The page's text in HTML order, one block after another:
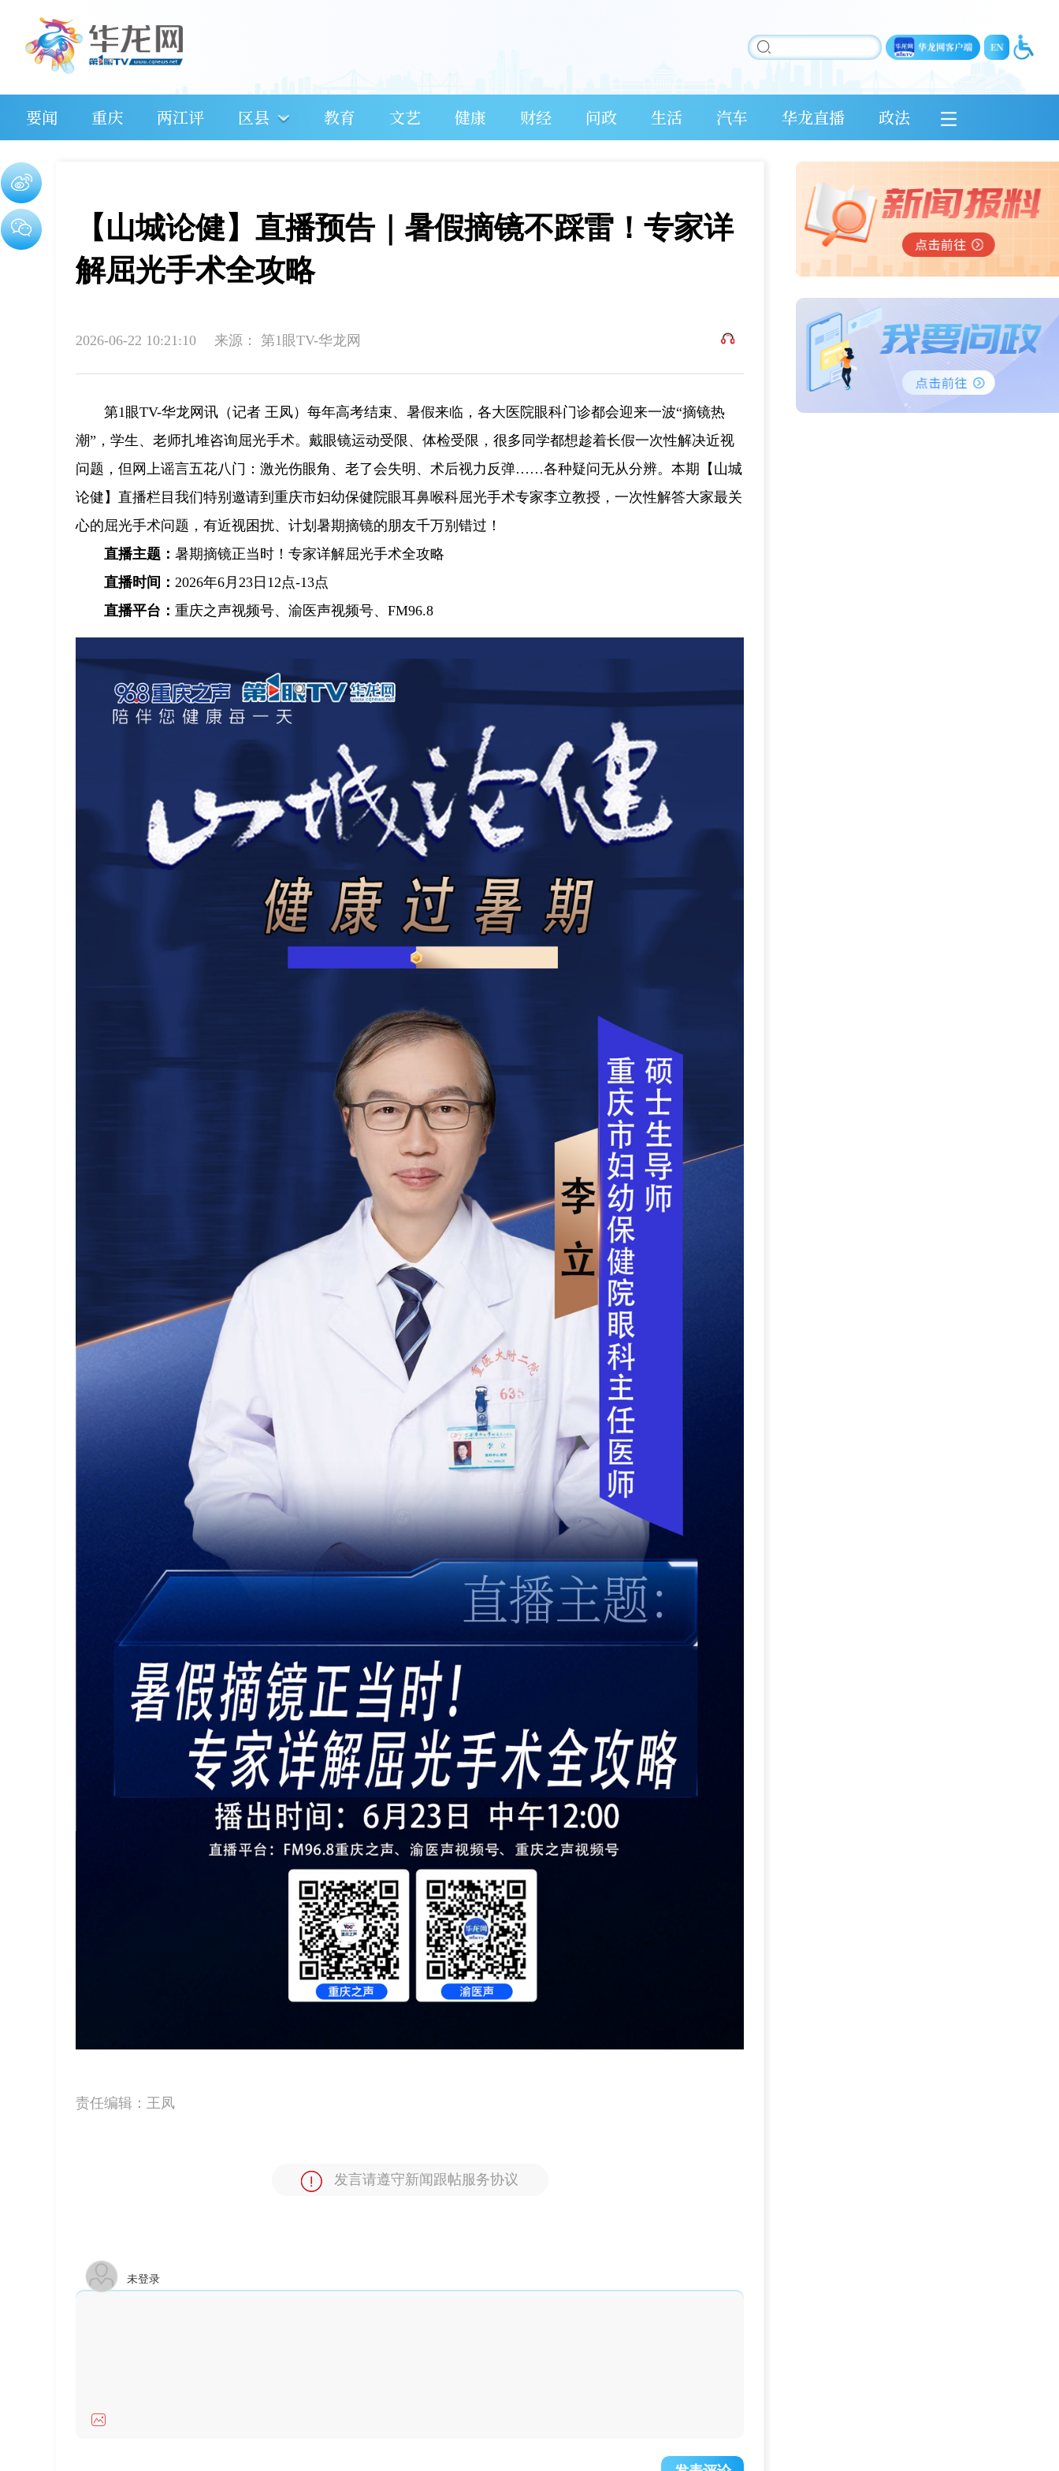
要闻 重庆 两江评 区县 教育 文艺 健康 财经 问政 生活 汽车 华龙直播 政法
【山城论健】直播预告｜暑假摘镜不踩雷！专家详
解屈光手术全攻略
2026-06-22 10:21:10 来源： 第1眼TV-华龙网
第1眼TV-华龙网讯（记者 王凤）每年高考结束、暑假来临，各大医院眼科门诊都会迎来一波“摘镜热
潮”，学生、老师扎堆咨询屈光手术。戴眼镜运动受限、体检受限，很多同学都想趁着长假一次性解决近视
问题，但网上谣言五花八门：激光伤眼角、老了会失明、术后视力反弹……各种疑问无从分辨。本期【山城
论健】直播栏目我们特别邀请到重庆市妇幼保健院眼耳鼻喉科屈光手术专家李立教授，一次性解答大家最关
心的屈光手术问题，有近视困扰、计划暑期摘镜的朋友千万别错过！
直播主题： 暑期摘镜正当时！专家详解屈光手术全攻略
直播时间： 2026年6月23日12点-13点
直播平台： 重庆之声视频号、渝医声视频号、FM96.8
责任编辑： 王凤
发言请遵守新闻跟帖服务协议
未登录